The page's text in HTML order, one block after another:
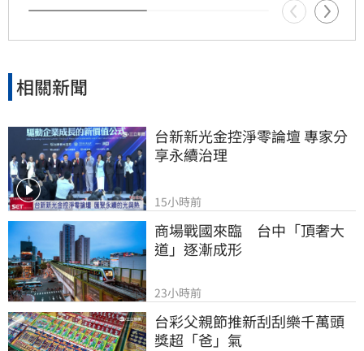
相關新聞
台新新光金控淨零論壇 專家分
享永續治理
15小時前
商場戰國來臨　台中「頂奢大
道」逐漸成形
23小時前
台彩父親節推新刮刮樂千萬頭
獎超「爸」氣